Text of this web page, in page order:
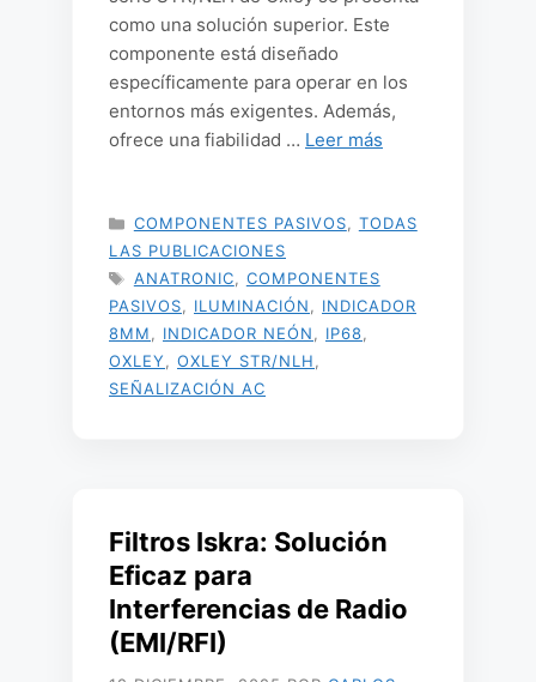
como una solución superior. Este
componente está diseñado
específicamente para operar en los
entornos más exigentes. Además,
ofrece una fiabilidad … Leer más
CATEGORÍAS
COMPONENTES PASIVOS
TODAS
LAS PUBLICACIONES
ETIQUETAS
ANATRONIC
COMPONENTES
PASIVOS
ILUMINACIÓN
INDICADOR
8MM
INDICADOR NEÓN IP68
OXLEY
OXLEY STR/NLH
SEÑALIZACIÓN AC
Filtros Iskra: Solución
Eficaz para
Interferencias de Radio
(EMI/RFI)